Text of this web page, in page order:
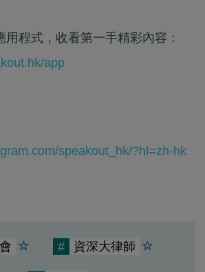
程式，收看第一手精彩內容：
app
speakout_hk/?hl=zh-hk
# 資深大律師